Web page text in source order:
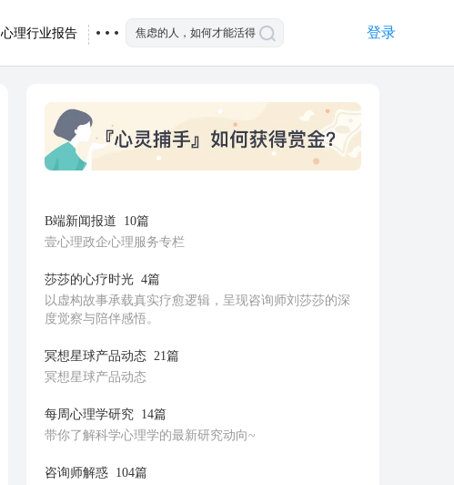
心理行业报告 登录
B端新闻报道
10篇
壹心理政企心理服务专栏
莎莎的心疗时光 4篇
以虚构故事承载真实疗愈逻辑，呈现咨询师刘莎莎的深
度觉察与陪伴感悟。
冥想星球产品动态 21篇
冥想星球产品动态
每周心理学研究 14篇
带你了解科学心理学的最新研究动向~
咨询师解惑 104篇